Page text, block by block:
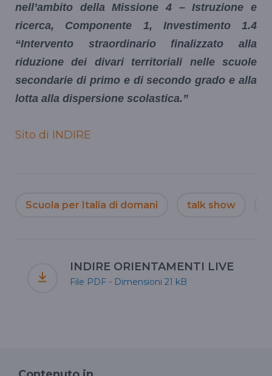
nell’ambito della Missione 4 – Istruzione e
ricerca, Componente 1, Investimento 1.4
“Intervento straordinario finalizzato alla
riduzione dei divari territoriali nelle scuole
secondarie di primo e di secondo grado e alla
lotta alla dispersione scolastica.”
Sito di INDIRE
Scuola per Italia di domani talk show
INDIRE ORIENTAMENTI LIVE
File PDF - Dimensioni 21 kB